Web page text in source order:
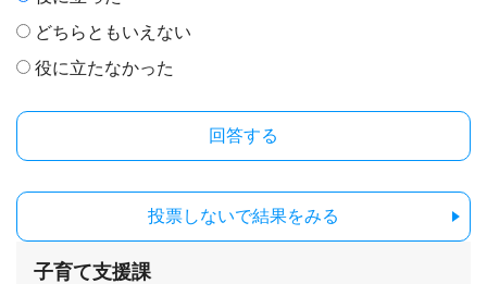
どちらともいえない
役に立たなかった
投票しないで結果をみる
子育て支援課